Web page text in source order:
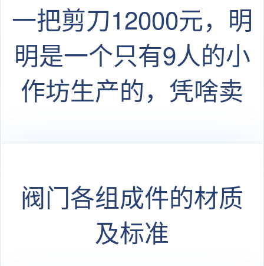
一把剪刀12000元，明
明是一个只有9人的小
作坊生产的，凭啥卖
阀门各组成件的材质
及标准